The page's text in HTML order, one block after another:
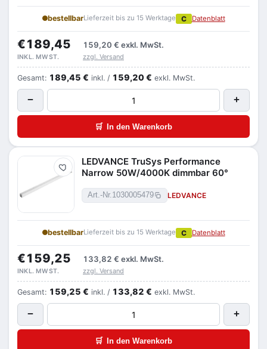
bestellbarLieferzeit bis zu 15 Werktage C Datenblatt
€189,45 159,20 € exkl. MwSt.
INKL. MWST. zzgl. Versand
Gesamt: 189,45 € inkl. / 159,20 € exkl. MwSt.
− +
🛒 In den Warenkorb
Merken
LEDVANCE TruSys Performance
Narrow 50W/4000K dimmbar 60°
Art.-Nr.1030005479 LEDVANCE
bestellbarLieferzeit bis zu 15 Werktage C Datenblatt
€159,25 133,82 € exkl. MwSt.
INKL. MWST. zzgl. Versand
Gesamt: 159,25 € inkl. / 133,82 € exkl. MwSt.
− +
🛒 In den Warenkorb